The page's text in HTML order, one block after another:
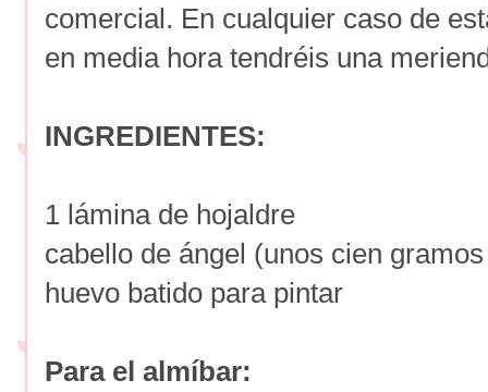
comercial. En cualquier caso de
en media hora tendréis una
INGREDIENTES:
1 lámina de hojaldre
cabello de ángel (unos cien
huevo batido para pintar
Para el almíbar: